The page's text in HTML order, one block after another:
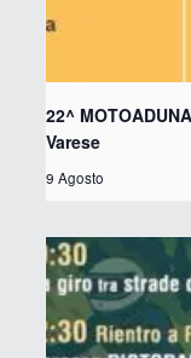
22^
Varese
9 Agosto